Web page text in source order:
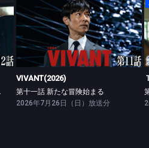
対峙
VIVANT(2026)
第十一話 新たな冒険始まる
VIVANT(2026)
第十一話 新たな冒険始まる
2026年7月26日（日）放送分